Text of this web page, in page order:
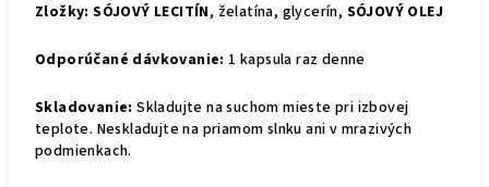
Zložky: SÓJOVÝ LECITÍN, želatína, glycerín, SÓJOVÝ OLEJ
Odporúčané dávkovanie: 1 kapsula raz denne
Skladovanie: Skladujte na suchom mieste pri izbovej
teplote. Neskladujte na priamom slnku ani v mrazivých
podmienkach.